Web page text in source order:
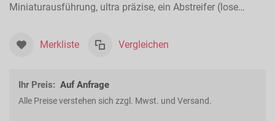
Miniaturausführung, ultra präzise, ein Abstreifer (lose
Merkliste Vergleichen
Ihr Preis: Auf Anfrage
Alle Preise verstehen sich zzgl. Mwst. und Versand.